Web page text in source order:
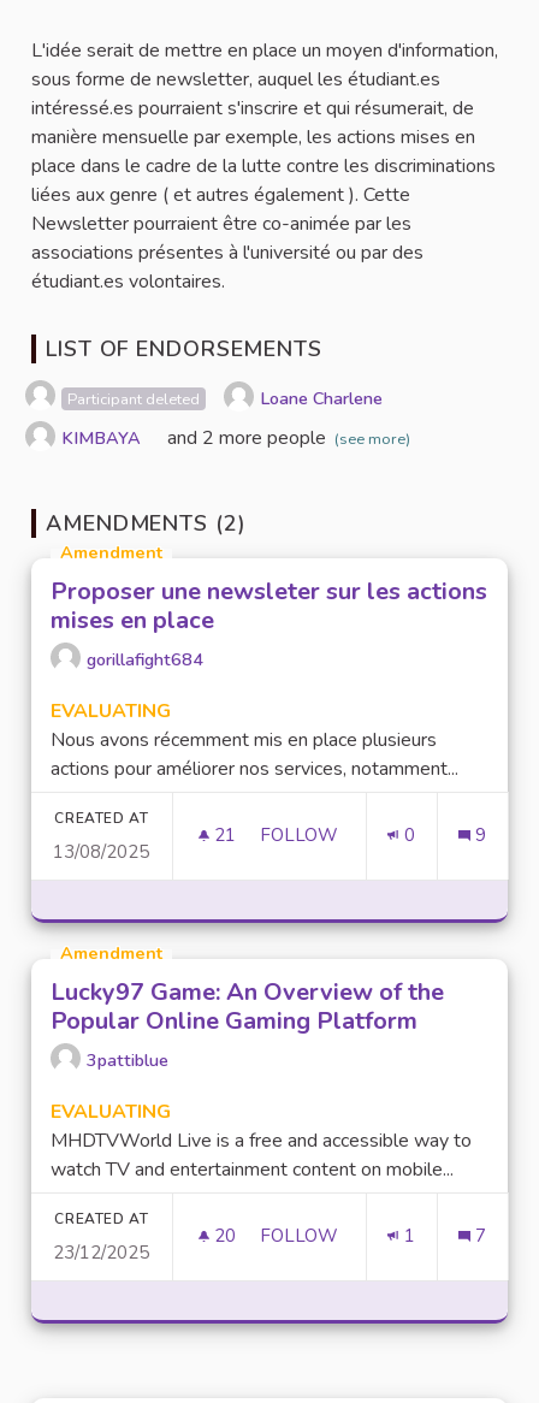
L'idée serait de mettre en place un moyen d'information,
sous forme de newsletter, auquel les étudiant.es
intéressé.es pourraient s'inscrire et qui résumerait, de
manière mensuelle par exemple, les actions mises en
place dans le cadre de la lutte contre les discriminations
liées aux genre ( et autres également ). Cette
Newsletter pourraient être co-animée par les
associations présentes à l'université ou par des
étudiant.es volontaires.
LIST OF ENDORSEMENTS
Participant deleted
Loane Charlene
KIMBAYA
and 2 more people (see more)
AMENDMENTS (2)
Amendment
Proposer une newsleter sur les actions
mises en place
gorillafight684
EVALUATING
Nous avons récemment mis en place plusieurs
actions pour améliorer nos services, notamment...
CREATED AT
13/08/2025
21 21 FOLLOWERS
FOLLOW 0 9
Amendment
Lucky97 Game: An Overview of the
Popular Online Gaming Platform
3pattiblue
EVALUATING
MHDTVWorld Live is a free and accessible way to
watch TV and entertainment content on mobile...
CREATED AT
23/12/2025
20 20 FOLLOWERS
FOLLOW 1 7